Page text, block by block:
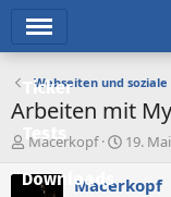
Ticker
Tests
Downloads
Webseiten und
Arbeiten mit
E
s
Macerkopf
E
s
19.
Macerkopf